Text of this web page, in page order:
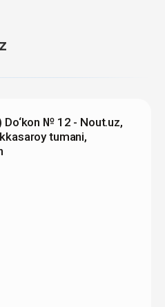
Do‘kon № 12 - Nout.uz,
tumani,